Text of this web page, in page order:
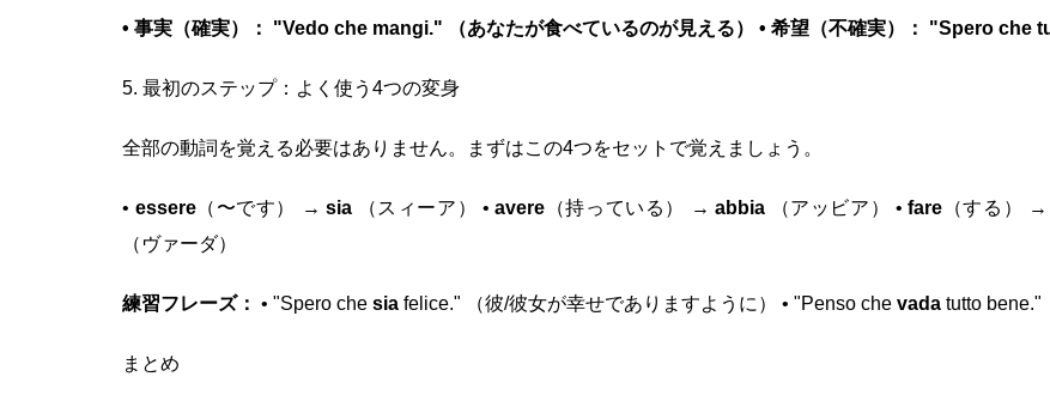
• 事実（確実）： "Vedo che mangi." （あなたが食べているのが見える） • 希望（不確実）： "Spero che
5. 最初のステップ：よく使う4つの変身
全部の動詞を覚える必要はありません。まずはこの4つをセットで覚えましょう。
• essere（〜です） →sia （スィーア） •avere （持っている） →abbia （アッビア） •fare （する）
（ヴァーダ）
練習フレーズ： • "Spero che sia felice." （彼/彼女が幸せでありますように） • "Penso che vada tutto bene."
まとめ